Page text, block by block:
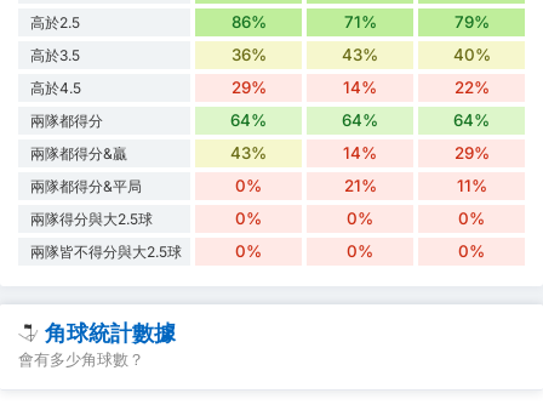
高於2.5 86% 71% 79%
高於3.5 36% 43% 40%
高於4.5 29% 14% 22%
兩隊都得分 64% 64% 64%
兩隊都得分&贏 43% 14% 29%
兩隊都得分&平局 0% 21% 11%
兩隊得分與大2.5球 0% 0% 0%
兩隊皆不得分與大2.5球 0% 0% 0%
角球統計數據
會有多少角球數？